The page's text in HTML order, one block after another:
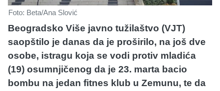
Foto: Beta/Ana Slović
Beogradsko Više javno tužilaštvo (VJT)
saopštilo je danas da je proširilo, na još dve
osobe, istragu koja se vodi protiv mladića
(19) osumnjičenog da je 23. marta bacio
bombu na jedan fitnes klub u Zemunu, te da